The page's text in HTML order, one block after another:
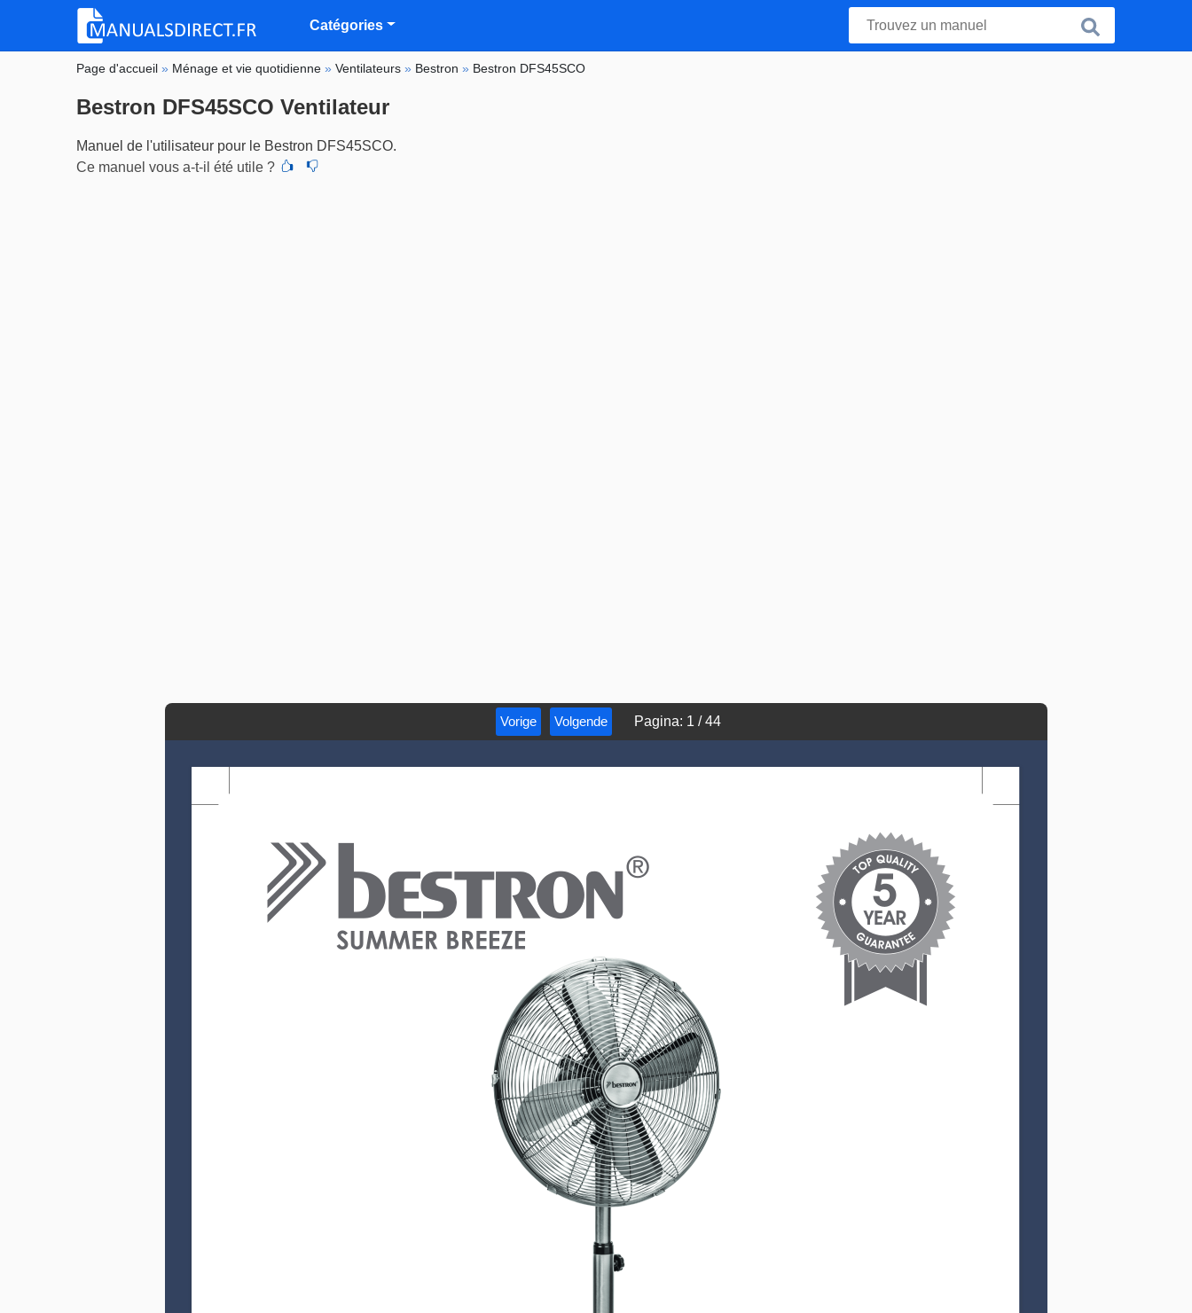
Catégories
Page d'accueil » Ménage et vie quotidienne »Ventilateurs » Bestron » Bestron DFS45SCO
Bestron DFS45SCO Ventilateur
Manuel de l'utilisateur pour le Bestron DFS45SCO.
Ce manuel vous a-t-il été utile ?
Vorige Volgende Pagina: 1 /44